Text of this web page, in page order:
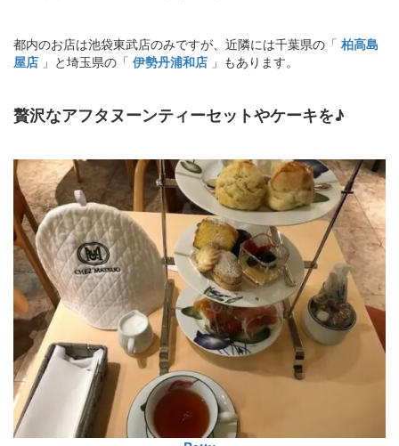
都内のお店は池袋東武店のみですが、近隣には千葉県の「 柏高島
屋店 」と埼玉県の「 伊勢丹浦和店 」もあります。
贅沢なアフタヌーンティーセットやケーキを♪